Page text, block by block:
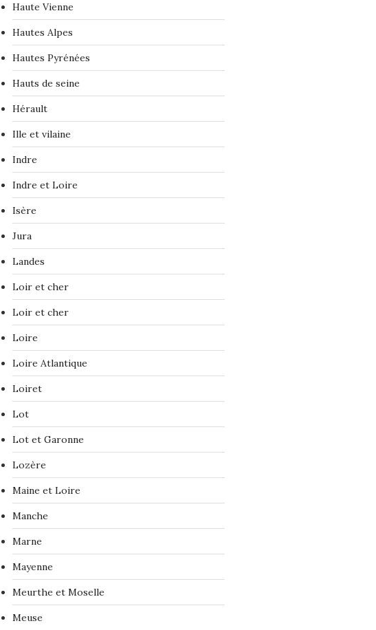
Haute Vienne
Hautes Alpes
Hautes Pyrénées
Hauts de seine
Hérault
Ille et vilaine
Indre
Indre et Loire
Isère
Jura
Landes
Loir et cher
Loir et cher
Loire
Loire Atlantique
Loiret
Lot
Lot et Garonne
Lozère
Maine et Loire
Manche
Marne
Mayenne
Meurthe et Moselle
Meuse